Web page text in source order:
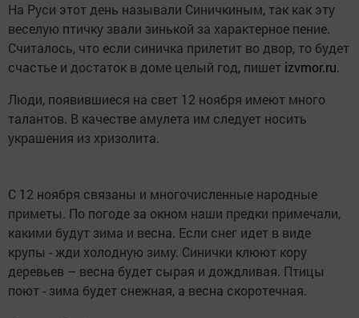
На Руси этот день называли Синичкиным, так как эту
веселую птичку звали зинькой за характерное пение.
Считалось, что если синичка прилетит во двор, то будет
счастье и достаток в доме целый год, пишет izvmor.ru.
Люди, появившиеся на свет 12 ноября имеют много
талантов. В качестве амулета им следует носить
украшения из хризолита.
С 12 ноября связаны и многочисленные народные
приметы. По погоде за окном наши предки примечали,
какими будут зима и весна. Если снег идет в виде
крупы - жди холодную зиму. Синички клюют кору
деревьев – весна будет сырая и дождливая. Птицы
поют - зима будет снежная, а весна скоротечная.